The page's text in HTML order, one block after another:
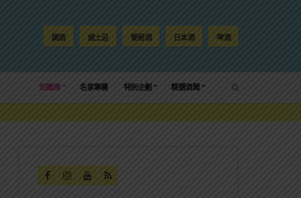
調酒 威士忌 葡萄酒 日本酒 啤酒
知識庫 名家專欄 特別企劃 精選酒聞